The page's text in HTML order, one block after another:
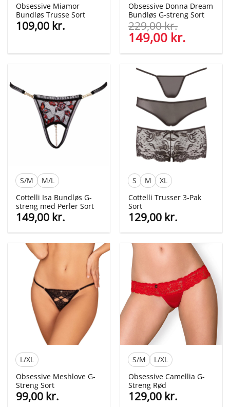
Obsessive Miamor
Bundløs Trusse Sort
109,00 kr.
Obsessive Donna Dream
Bundløs G-streng Sort
229,00kr.
Den
oprindelige
pris
var:
229,00 kr..
149,00 kr.
pris
er:
149,00
S/M
M/L
Cottelli Isa Bundløs G-
streng med Perler Sort
149,00 kr.
S M
XL
Cottelli Trusser 3-Pak
Sort
129,00 kr.
L/XL
Obsessive Meshlove G-
Streng Sort
99,00 kr.
S/M
L/XL
Obsessive Camellia G-
Streng Rød
129,00 kr.